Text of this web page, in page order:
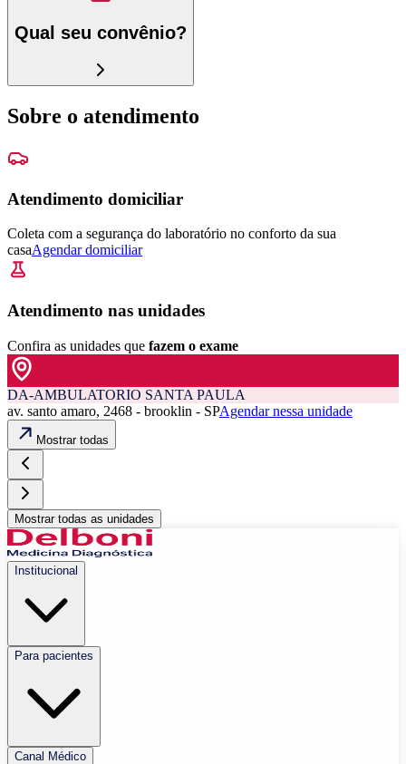
Qual seu convênio?
Sobre o atendimento
Atendimento domiciliar
Coleta com a segurança do laboratório no conforto da sua
casaAgendar domiciliar
Atendimento nas unidades
Confira as unidades que fazem o exame
DA-AMBULATORIO SANTA PAULA
av. santo amaro, 2468 - brooklin - SPAgendar nessa unidade
Mostrar todas
Mostrar todas as unidades
Institucional
Para pacientes
Canal Médico